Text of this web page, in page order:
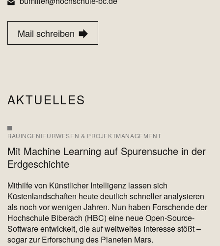
Mail schreiben
AKTUELLES
BAUINGENIEURWESEN & PROJEKTMANAGEMENT
Mit Machine Learning auf Spurensuche in der
Erdgeschichte
Mithilfe von Künstlicher Intelligenz lassen sich
Küstenlandschaften heute deutlich schneller analysieren
als noch vor wenigen Jahren. Nun haben Forschende der
Hochschule Biberach (HBC) eine neue Open-Source-
Software entwickelt, die auf weltweites Interesse stößt –
sogar zur Erforschung des Planeten Mars.